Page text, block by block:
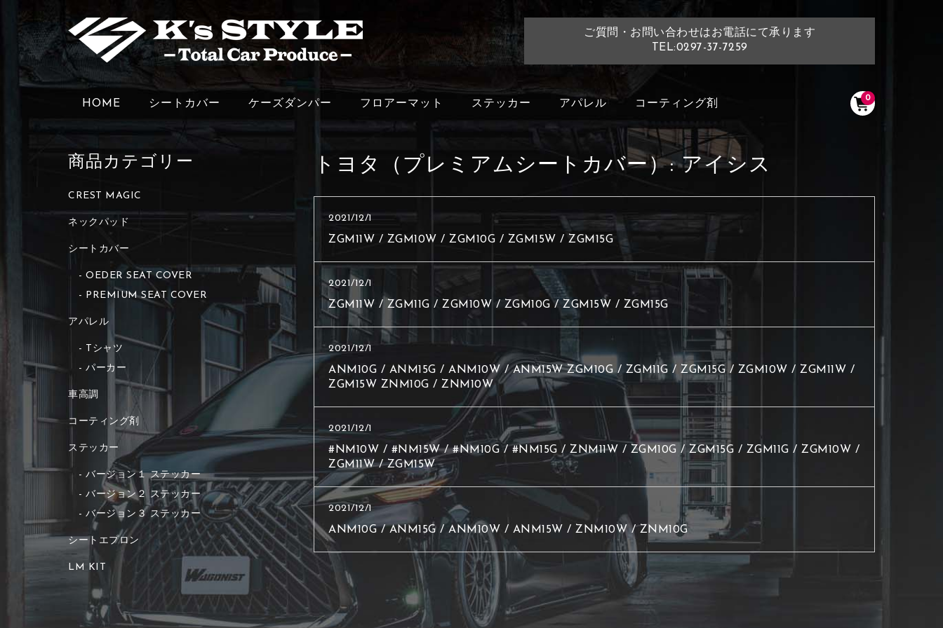
ご質問・お問い合わせはお電話にて承ります
TEL:0297-37-7259
0
HOME シートカバー ケーズダンパー フロアーマット ステッカー アパレル コーティング剤
トヨタ（プレミアムシートカバー）:アイシス
2021/12/1
ZGM11W / ZGM10W / ZGM10G / ZGM15W / ZGM15G
2021/12/1
ZGM11W / ZGM11G / ZGM10W / ZGM10G / ZGM15W / ZGM15G
2021/12/1
ANM10G / ANM15G / ANM10W / ANM15W ZGM10G / ZGM11G / ZGM15G / ZGM10W / ZGM11W /
ZGM15W ZNM10G / ZNM10W
2021/12/1
#NM10W / #NM15W / #NM10G / #NM15G / ZNM11W / ZGM10G / ZGM15G / ZGM11G / ZGM10W /
ZGM11W / ZGM15W
2021/12/1
ANM10G / ANM15G / ANM10W / ANM15W / ZNM10W / ZNM10G
商品カテゴリー
CREST MAGIC
ネックパッド
シートカバー
OEDER SEAT COVER
PREMIUM SEAT COVER
アパレル
Tシャツ
パーカー
車高調
コーティング剤
ステッカー
バージョン１ ステッカー
バージョン２ ステッカー
バージョン３ ステッカー
シートエプロン
LM KIT